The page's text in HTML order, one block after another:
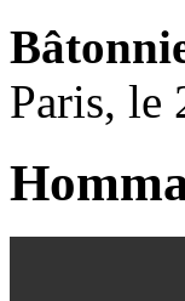
Paris, le